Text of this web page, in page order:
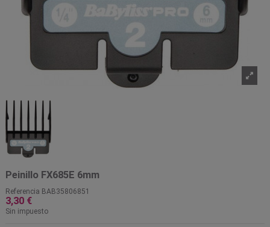
Peinillo FX685E 6mm
Referencia BAB35806851
3,30 €
Sin impuesto